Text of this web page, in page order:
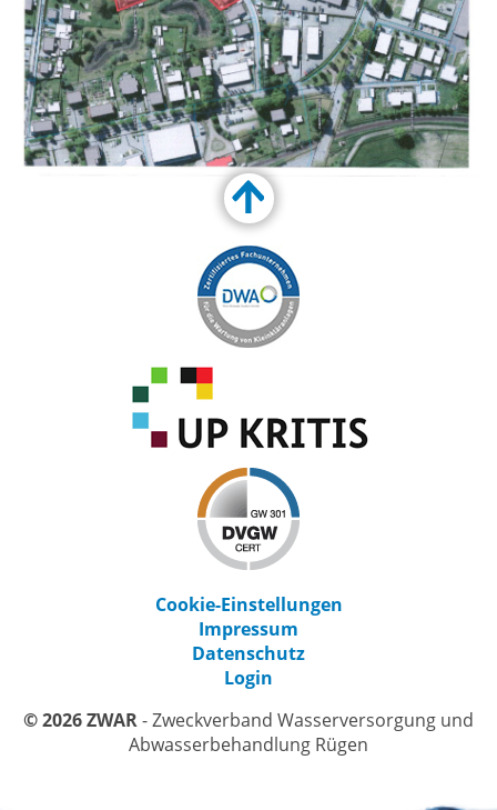
Customize Toolbar…
Cookie-Einstellungen
Impressum
Datenschutz
Login
© 2026 ZWAR- Zweckverband Wasserversorgung und
Abwasserbehandlung Rügen